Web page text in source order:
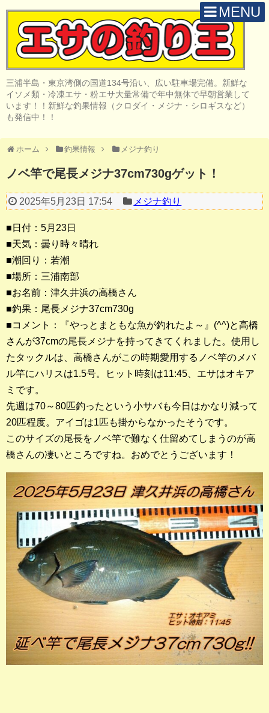
MENU
三浦半島・東京湾側の国道134号沿い、広い駐車場完備。新鮮な
イソメ類・冷凍エサ・粉エサ大量常備で年中無休で早朝営業して
います！！新鮮な釣果情報（クロダイ・メジナ・シロギスなど）
も発信中！！
ホーム 釣果情報 メジナ釣り
ノベ竿で尾長メジナ37cm730gゲット！
2025年5月23日 17:54 メジナ釣り
■日付：5月23日
■天気：曇り時々晴れ
■潮回り：若潮
■場所：三浦南部
■お名前：津久井浜の高橋さん
■釣果：尾長メジナ37cm730g
■コメント：『やっとまともな魚が釣れたよ～』(^^)と高橋
さんが37cmの尾長メジナを持ってきてくれました。使用し
たタックルは、高橋さんがこの時期愛用するノベ竿のメバ
ル竿にハリスは1.5号。ヒット時刻は11:45、エサはオキア
ミです。
先週は70～80匹釣ったという小サバも今日はかなり減って
20匹程度。アイゴは1匹も掛からなかったそうです。
このサイズの尾長をノベ竿で難なく仕留めてしまうのが高
橋さんの凄いところですね。おめでとうございます！
H O M E
取 扱 商 品
釣 果 情 報
陸っぱりルアー
船・ボート釣り
その他の釣り
釣果ランキング
2023年 クロダイ部門
2023年 メジナ部門
歴代釣果ランキング
クロダイ部門
メジナ部門
シロギス部門
過去の釣果ランキング
ブログ・釣行記
スタッフブログ
店長釣行記
スタッフ釣行記
釣果投稿フォーム
お問い合わせ